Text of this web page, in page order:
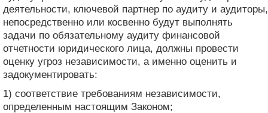
деятельности, ключевой партнер по аудиту и аудиторы,
непосредственно или косвенно будут выполнять
задачи по обязательному аудиту финансовой
отчетности юридического лица, должны провести
оценку угроз независимости, а именно оценить и
задокументировать:
1) соответствие требованиям независимости,
определенным настоящим Законом;